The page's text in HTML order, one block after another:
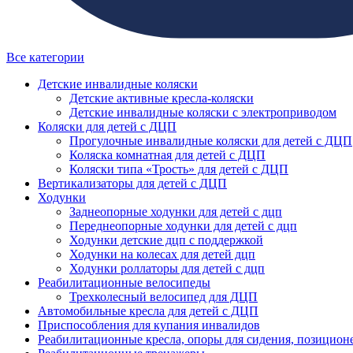
Все категории
Детские инвалидные коляски
Детские активные кресла-коляски
Детские инвалидные коляски с электроприводом
Коляски для детей с ДЦП
Прогулочные инвалидные коляски для детей с ДЦП
Коляска комнатная для детей с ДЦП
Коляски типа «Трость» для детей с ДЦП
Вертикализаторы для детей с ДЦП
Ходунки
Заднеопорные ходунки для детей с дцп
Переднеопорные ходунки для детей с дцп
Ходунки детские дцп с поддержкой
Ходунки на колесах для детей дцп
Ходунки роллаторы для детей с дцп
Реабилитационные велосипеды
Трехколесный велосипед для ДЦП
Автомобильные кресла для детей с ДЦП
Приспособления для купания инвалидов
Реабилитационные кресла, опоры для сидения,